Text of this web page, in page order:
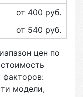
от 400 руб.
от 540 руб.
цен по
факторов:
модели,